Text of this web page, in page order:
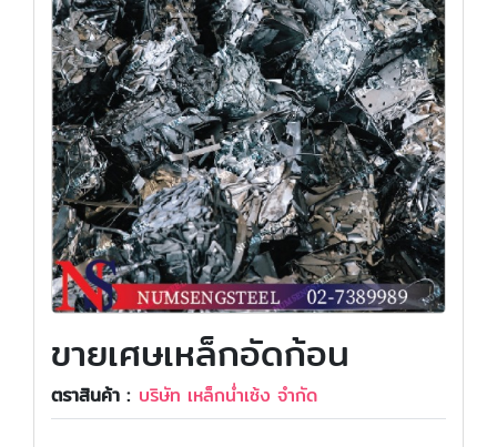
ขายเศษเหล็กอัดก้อน
ตราสินค้า : บริษัท เหล็กน่ำเซ้ง จำกัด